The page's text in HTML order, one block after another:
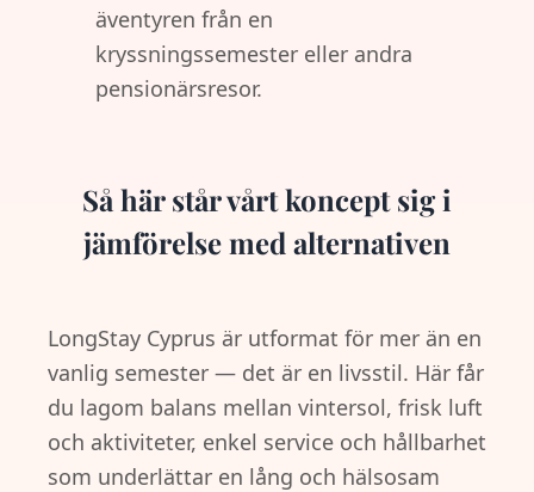
äventyren från en
kryssningssemester eller andra
pensionärsresor.
Så här står vårt koncept sig i
jämförelse med alternativen
LongStay Cyprus är utformat för mer än en
vanlig semester — det är en livsstil. Här får
du lagom balans mellan vintersol, frisk luft
och aktiviteter, enkel service och hållbarhet
som underlättar en lång och hälsosam